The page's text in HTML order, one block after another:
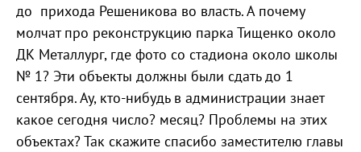
до прихода Решеникова во власть. А почему
молчат про реконструкцию парка Тищенко около
ДК Металлург, где фото со стадиона около школы
№ 1? Эти объекты должны были сдать до 1
сентября. Ау, кто-нибудь в администрации знает
какое сегодня число? месяц? Проблемы на этих
объектах? Так скажите спасибо заместителю главы